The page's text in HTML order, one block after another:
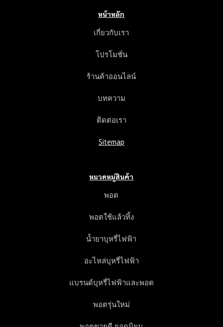
หน้าหลัก
เกี่ยวกับเรา
โปรโมชั่น
ร้านค้าออนไลน์
บทความ
ติดต่อเรา
Sitemap
หมวดหมู่สินค้า
พอต
พอตใช้แล้วทิ้ง
น้ำยาบุหรี่ไฟฟ้า
อะไหล่บุหรี่ไฟฟ้า
แบรนด์บุหรี่ไฟฟ้าและพอต
พอตรุ่นใหม่